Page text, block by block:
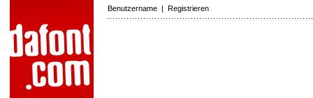
Benutzername | Registrieren